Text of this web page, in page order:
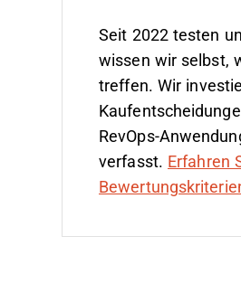
Seit 2022 testen
wissen wir selbst,
treffen. Wir
RevOps-
verfasst. Erfahren